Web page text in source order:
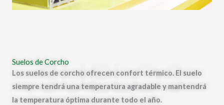
SUELOS
Suelos de Corcho
Los suelos de corcho ofrecen confort térmico. El suelo
siempre tendrá una temperatura agradable y mantendrá
la temperatura óptima durante todo el año.